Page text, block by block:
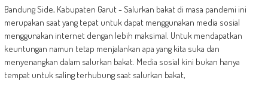
Bandung Side, Kabupaten Garut - Salurkan bakat di masa pandemi ini
merupakan saat yang tepat untuk dapat menggunakan media sosial
menggunakan internet dengan lebih maksimal. Untuk mendapatkan
keuntungan namun tetap menjalankan apa yang kita suka dan
menyenangkan dalam salurkan bakat. Media sosial kini bukan hanya
tempat untuk saling terhubung saat salurkan bakat,